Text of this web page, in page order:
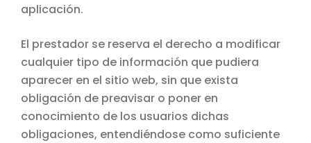
aplicación.
El prestador se reserva el derecho a modificar
cualquier tipo de información que pudiera
aparecer en el sitio web, sin que exista
obligación de preavisar o poner en
conocimiento de los usuarios dichas
obligaciones, entendiéndose como suficiente